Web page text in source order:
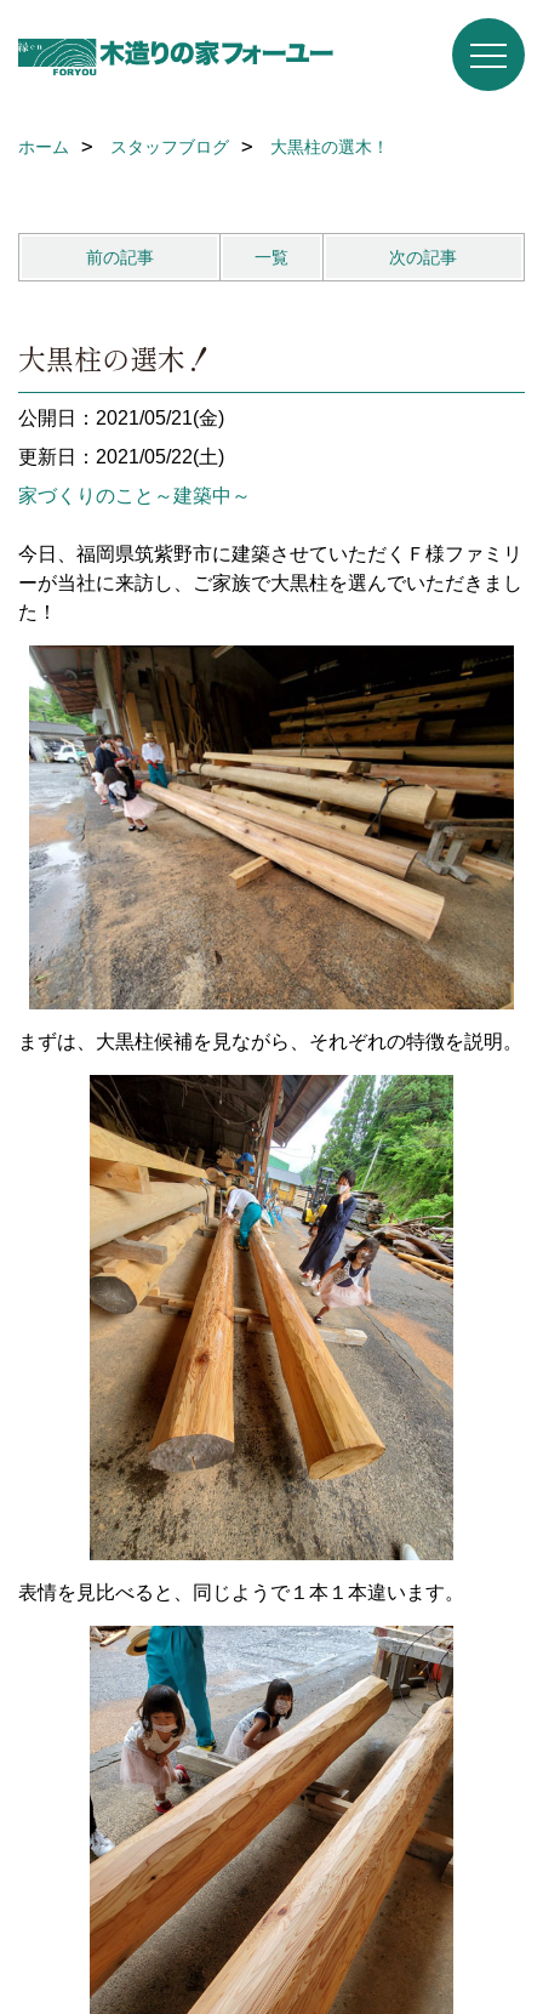
ホーム スタッフブログ 大黒柱の選木！
前の記事 一覧 次の記事
大黒柱の選木！
公開日：2021/05/21(金)
更新日：2021/05/22(土)
家づくりのこと～建築中～
今日、福岡県筑紫野市に建築させていただくＦ様ファミリ
ーが当社に来訪し、ご家族で大黒柱を選んでいただきまし
た！
まずは、大黒柱候補を見ながら、それぞれの特徴を説明。
表情を見比べると、同じようで１本１本違います。